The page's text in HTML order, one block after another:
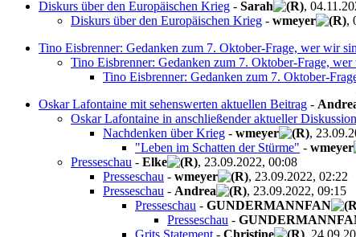
Diskurs über den Europäischen Krieg - Sarah
,
Diskurs über den Europäischen Krieg - wmeyer
,
Tino Eisbrenner: Gedanken zum 7. Oktober-Frage, wer wir
Tino Eisbrenner: Gedanken zum 7. Oktober-Frage,
Tino Eisbrenner: Gedanken zum 7. Oktober-
Oskar Lafontaine mit sehenswerten aktuellen Beitrag -
Oskar Lafontaine in anschließender aktueller Diskussion
Nachdenken über Krieg - wmeyer
,
"Leben im Schatten der Stürme" - wmeyer
Presseschau - Elke
, 23.09.2022, 00:08
Presseschau - wmeyer
, 23.09.2022, 02:22
Presseschau - Andrea
, 23.09.2022, 09:15
Presseschau - GUNDERMANNFAN
Presseschau -
Grits Statement - Christine
,